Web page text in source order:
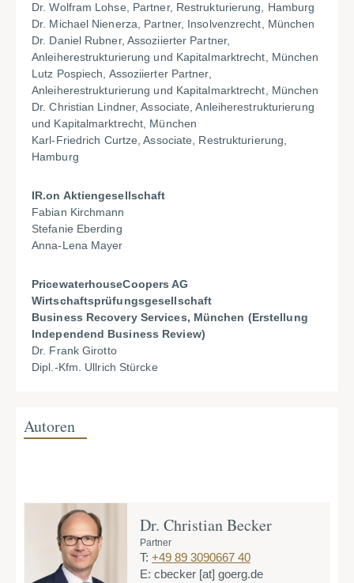
Dr. Wolfram Lohse, Partner, Restrukturierung, Hamburg
Dr. Michael Nienerza, Partner, Insolvenzrecht, München
Dr. Daniel Rubner, Assoziierter Partner,
Anleiherestrukturierung und Kapitalmarktrecht, München
Lutz Pospiech, Assoziierter Partner,
Anleiherestrukturierung und Kapitalmarktrecht, München
Dr. Christian Lindner, Associate, Anleiherestrukturierung
und Kapitalmarktrecht, München
Karl-Friedrich Curtze, Associate, Restrukturierung,
Hamburg
IR.on Aktiengesellschaft
Fabian Kirchmann
Stefanie Eberding
Anna-Lena Mayer
PricewaterhouseCoopers AG
Wirtschaftsprüfungsgesellschaft
Business Recovery Services, München (Erstellung
Independend Business Review)
Dr. Frank Girotto
Dipl.-Kfm. Ullrich Stürcke
Autoren
Dr. Christian Becker
Partner
T: +49 89 3090667 40
E: cbecker [at] goerg.de